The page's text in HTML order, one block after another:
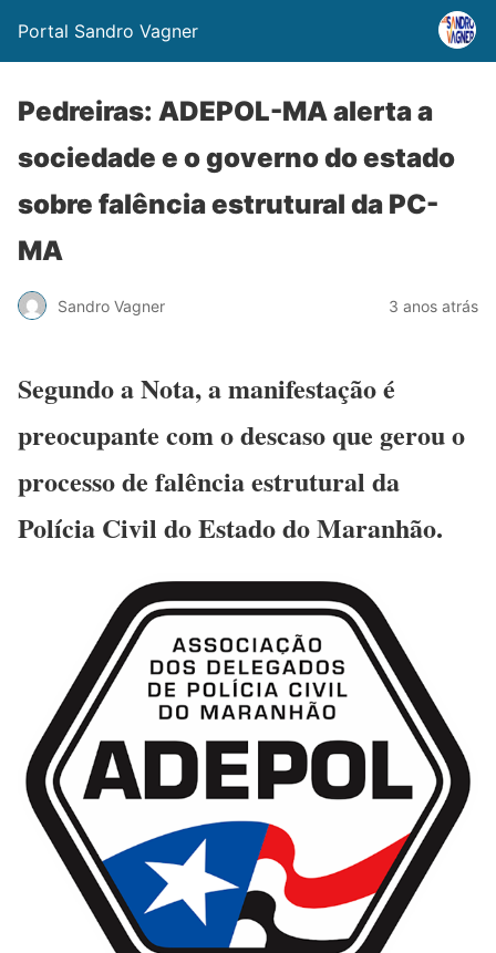
Portal Sandro Vagner
Pedreiras: ADEPOL-MA alerta a
sociedade e o governo do estado
sobre falência estrutural da PC-
MA
Sandro Vagner 3 anos atrás
Segundo a Nota, a manifestação é
preocupante com o descaso que gerou o
processo de falência estrutural da
Polícia Civil do Estado do Maranhão.